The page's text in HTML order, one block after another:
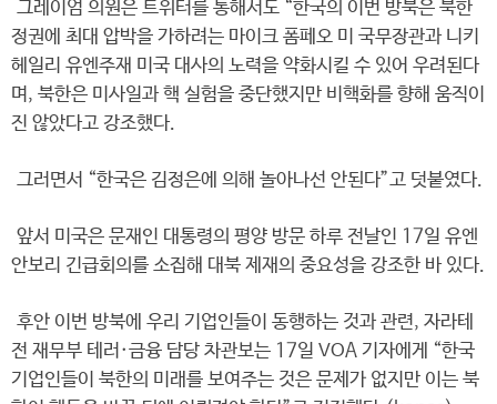
그레이엄 의원은 트위터를 통해서도 “한국의 이번 방북은 북한
정권에 최대 압박을 가하려는 마이크 폼페오 미 국무장관과 니키
헤일리 유엔주재 미국 대사의 노력을 약화시킬 수 있어 우려된다
며, 북한은 미사일과 핵 실험을 중단했지만 비핵화를 향해 움직이
진 않았다고 강조했다.
그러면서 “한국은 김정은에 의해 놀아나선 안된다”고 덧붙였다.
앞서 미국은 문재인 대통령의 평양 방문 하루 전날인 17일 유엔
안보리 긴급회의를 소집해 대북 제재의 중요성을 강조한 바 있다.
후안 이번 방북에 우리 기업인들이 동행하는 것과 관련, 자라테
전 재무부 테러·금융 담당 차관보는 17일 VOA 기자에게 “한국
기업인들이 북한의 미래를 보여주는 것은 문제가 없지만 이는 북